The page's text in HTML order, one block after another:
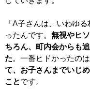
「A子さんは、いわゆ
ったんです。 無視やヒ
ちろん、町内会からも
た。一番ヒドかったのは
て、お子さんまでいじ
ことです。